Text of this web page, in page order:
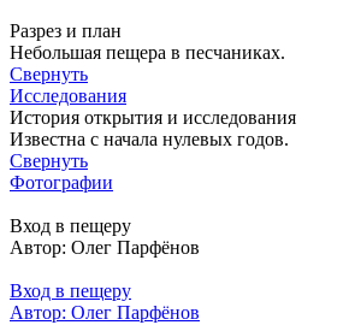
Разрез и план
Небольшая пещера в песчаниках.
Свернуть
Исследования
История открытия и исследования
Известна с начала нулевых годов.
Свернуть
Фотографии
Вход в пещеру
Автор: Олег Парфёнов
Вход в пещеру
Автор: Олег Парфёнов